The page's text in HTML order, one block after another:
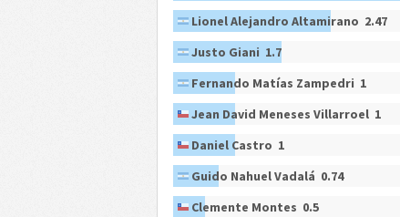
Lionel Alejandro Altamirano 2.47
Justo Giani 1.7
Fernando Matías Zampedri 1
Jean David Meneses Villarroel 1
Daniel Castro 1
Guido Nahuel Vadalá 0.74
Clemente Montes 0.5